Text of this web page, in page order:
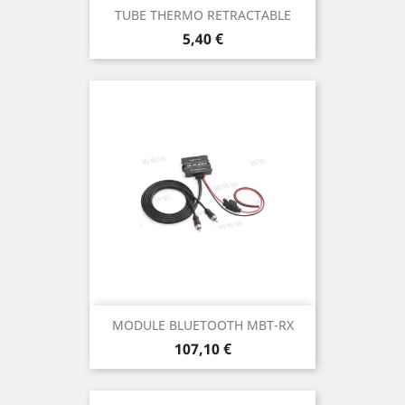
TUBE THERMO RETRACTABLE
Prix
5,40 €
MODULE BLUETOOTH MBT-RX
Prix
107,10 €